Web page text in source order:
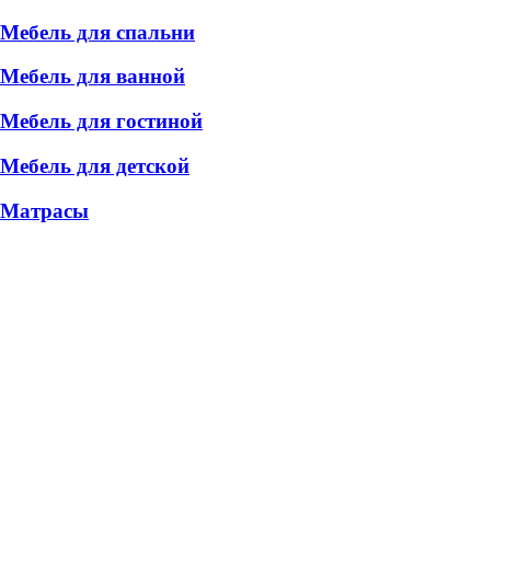
Мебель для спальни
Мебель для ванной
Мебель для гостиной
Мебель для детской
Матрасы